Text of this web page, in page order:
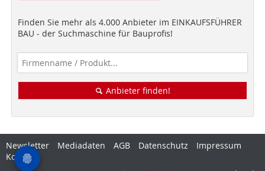
Finden Sie mehr als 4.000 Anbieter im EINKAUFSFÜHRER
BAU - der Suchmaschine für Bauprofis!
Anbieter finden!
Newsletter Mediadaten AGB Datenschutz
Impressum
Kontakt